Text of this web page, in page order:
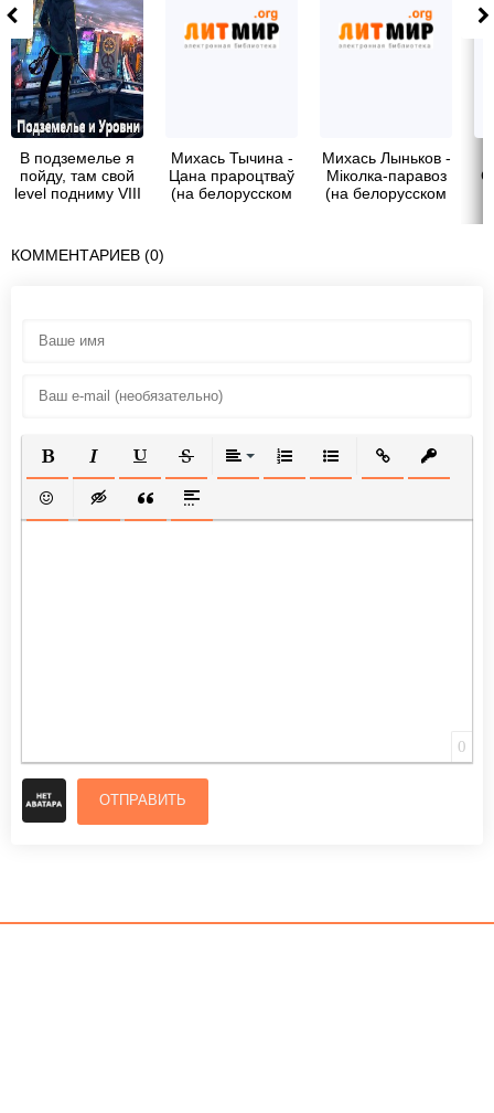
В подземелье я
пойду, там свой
level подниму VIII
Михась Тычина -
Цана прароцтваў
(на белорусском
Михась Лыньков -
Мiколка-паравоз
(на белорусском
КОММЕНТАРИЕВ (0)
ПОЛУЖИРНЫЙ
КУРСИВПОДЧЕРКНУТЫЙ
ЗАЧЕРКНУТЫЙВЫРАВНИВАНИЕ
НУМЕРОВАННЫЙ СПИСОК
МАРКИРОВАННЫЙ
ВСТАВИТЬ
ВСТАВИТЬ СМАЙЛИК
ВСТАВКА СКРЫТОГО ТЕКСТА
ВСТАВКА ЦИТАТЫ
ВСТАВКА СПОЙЛЕРА
0
ОТПРАВИТЬ